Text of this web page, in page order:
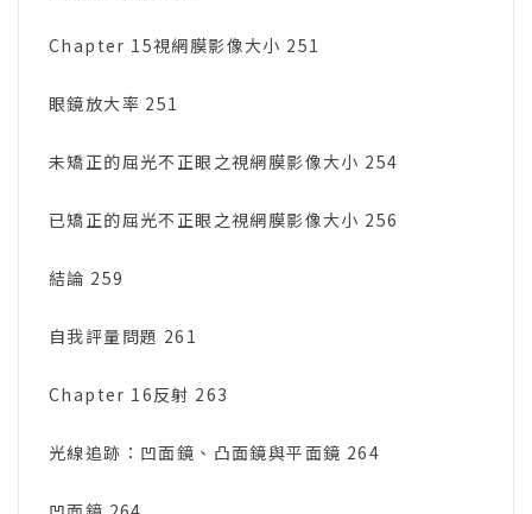
Chapter 15視網膜影像大小 251
眼鏡放大率 251
未矯正的屈光不正眼之視網膜影像大小 254
已矯正的屈光不正眼之視網膜影像大小 256
結論 259
自我評量問題 261
Chapter 16反射 263
光線追跡：凹面鏡、凸面鏡與平面鏡 264